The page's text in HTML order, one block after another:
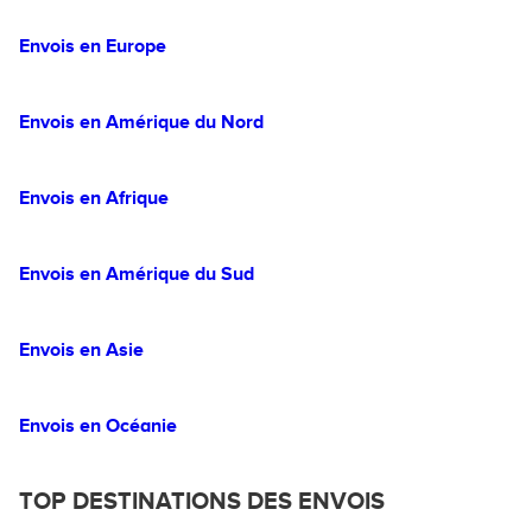
Envois en Europe
Envois en Amérique du Nord
Envois en Afrique
Envois en Amérique du Sud
Envois en Asie
Envois en Océanie
TOP DESTINATIONS DES ENVOIS